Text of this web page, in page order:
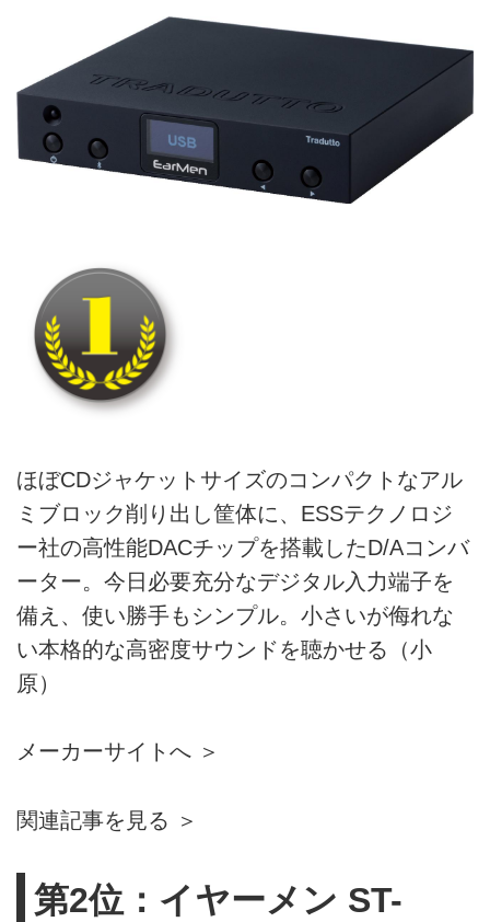
ほぼCDジャケットサイズのコンパクトなアル
ミブロック削り出し筐体に、ESSテクノロジ
ー社の高性能DACチップを搭載したD/Aコンバ
ーター。今日必要充分なデジタル入力端子を
備え、使い勝手もシンプル。小さいが侮れな
い本格的な高密度サウンドを聴かせる（小
原）
メーカーサイトへ ＞
関連記事を見る ＞
第2位：イヤーメン ST-